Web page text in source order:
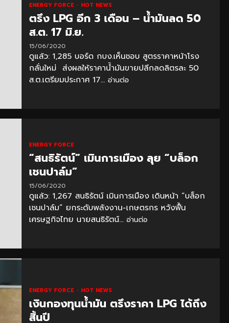
ENERGY FORCE HOT NEWS
ตรึง LPG อีก 3 เดือน – น้ำมันลด 50
ส.ต. 17 มิ.ย.
15/06/2020
ดูแล้ว: 1,285 บอร์ด กบง.เห็นชอบ สูตรราคาหน้าโรง
กลั่นใหม่ ส่งผลให้ราคาน้ำมันขายปลีกลดลิตรละ 50
ส.ต.เตรียมประกาศ 17... อ่านต่อ
ENERGY FORCE
“สนธิรัตน์” เมินการเมือง ลุย “บล็อก
เชนปาล์ม”
15/06/2020
ดูแล้ว: 1,267 สนธิรัตน์ เมินการเมือง เดินหน้า “บล็อก
เชนปาล์ม” ยกระดับพลังงาน-เกษตรกร หวังฟื้น
เศรษฐกิจไทย นายสนธิรัตน์... อ่านต่อ
ENERGY FORCE HOT NEWS
เงินกองทุนน้ำมัน ตรึงราคา LPG ได้ถึง
สิ้นปี